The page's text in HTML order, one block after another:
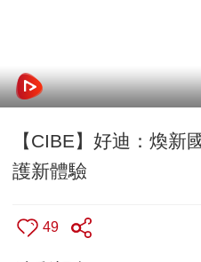
【CIBE】好迪：煥新
護新體驗
49